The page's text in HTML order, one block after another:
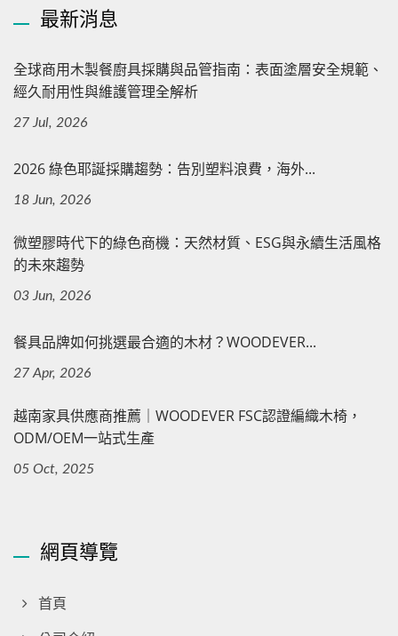
最新消息
全球商用木製餐廚具採購與品管指南：表面塗層安全規範、
經久耐用性與維護管理全解析
27 Jul, 2026
2026 綠色耶誕採購趨勢：告別塑料浪費，海外...
18 Jun, 2026
微塑膠時代下的綠色商機：天然材質、ESG與永續生活風格
的未來趨勢
03 Jun, 2026
餐具品牌如何挑選最合適的木材？WOODEVER...
27 Apr, 2026
越南家具供應商推薦｜WOODEVER FSC認證編織木椅，
ODM/OEM一站式生產
05 Oct, 2025
網頁導覽
首頁